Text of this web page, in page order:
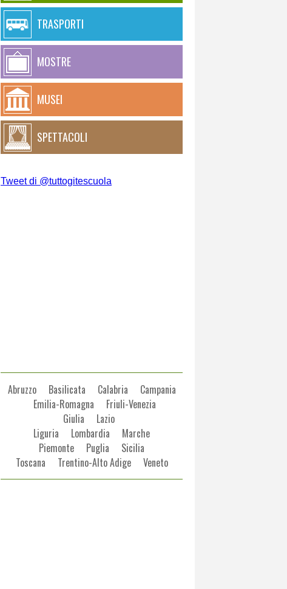
TRASPORTI
MOSTRE
MUSEI
SPETTACOLI
Tweet di @tuttogitescuola
Abruzzo Basilicata Calabria
Campania
Emilia-Romagna
Friuli-Venezia
Giulia
Lazio
Liguria
Lombardia
Marche
Piemonte
Puglia
Sicilia
Toscana
Trentino-Alto Adige Veneto